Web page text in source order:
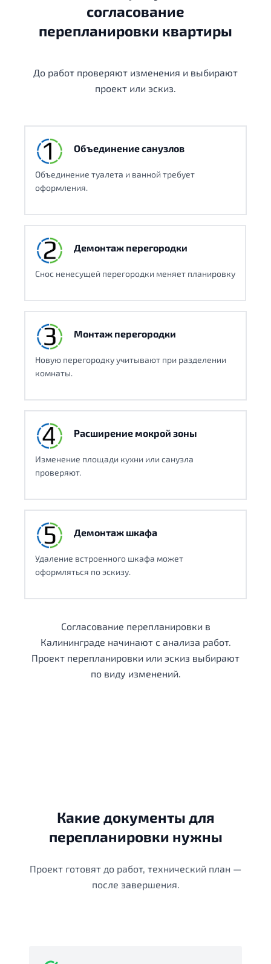
согласование
перепланировки квартиры
До работ проверяют изменения и выбирают
проект или эскиз.
Объединение санузлов
Объединение туалета и ванной требует
оформления.
Демонтаж перегородки
Снос ненесущей перегородки меняет планировку
Монтаж перегородки
Новую перегородку учитывают при разделении
комнаты.
Расширение мокрой зоны
Изменение площади кухни или санузла
проверяют.
Демонтаж шкафа
Удаление встроенного шкафа может
оформляться по эскизу.
Согласование перепланировки в
Калининграде начинают с анализа работ.
Проект перепланировки или эскиз выбирают
по виду изменений.
Какие документы для
перепланировки нужны
Проект готовят до работ, технический план —
после завершения.